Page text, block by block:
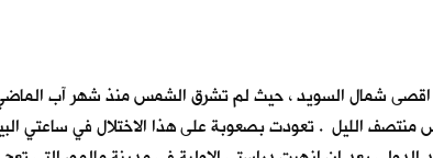
شمال السويد ، حيث لم تشرق الشمس منذ شهر آب
الليل . تعودت بصعوبة على هذا الاختلال في ساعتي